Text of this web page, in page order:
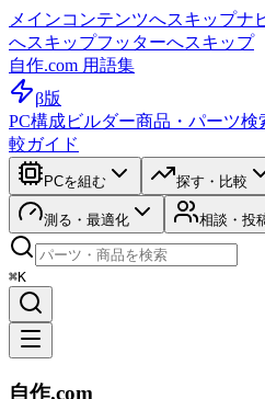
メインコンテンツへスキップナ
へスキップフッターへスキップ
自作.com 用語集
β版
PC構成ビルダー商品・パーツ検
較ガイド
PCを組む 探す・比較
測る・最適化 相談・投
⌘K
自作.com